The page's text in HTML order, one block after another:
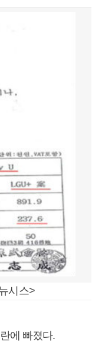
시스>
에 빠졌다.